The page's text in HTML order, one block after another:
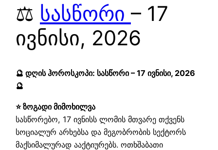
⚖️ სასწორი – 17
ივნისი, 2026
🔮 დღის ჰოროსკოპი: სასწორი – 17 ივნისი, 2026
🔮
⭐ ზოგადი მიმოხილვა
სასწორებო, 17 ივნისს ლომის მთვარე თქვენს
სოციალურ არხებსა და მეგობრობის სექტორს
მაქსიმალურად ააქტიურებს. ოთხშაბათი